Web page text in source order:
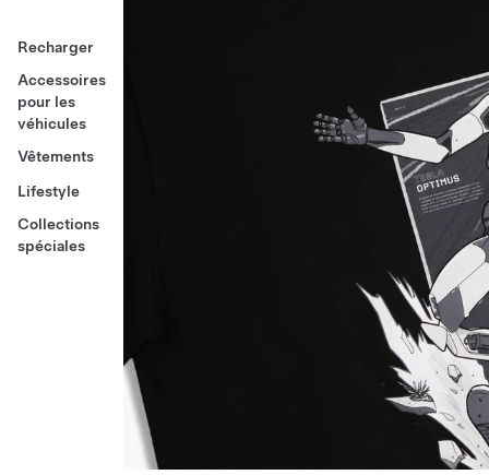
Recharger
Accessoires
pour les
véhicules
Vêtements
Lifestyle
Collections
spéciales